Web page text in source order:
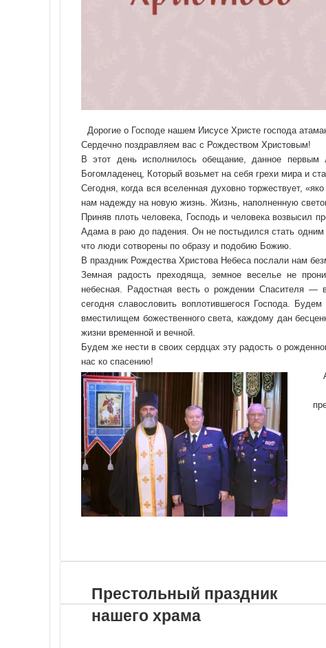
Дорогие о Господе нашем Иисусе Христе господа
Сердечно поздравляем вас с Рождеством Христовым!
В этот день исполнилось обещание, данное
Богомладенец, Который возьмет на себя грехи мира и
Сегодня, когда вся вселенная духовно торжествует,
нам надежду на новую жизнь. Жизнь, наполненную
Приняв плоть человека, Господь и человека
Адама в раю до падения. Он не постыдился стать одним
что люди сотворены по образу и подобию Божию.
В праздник Рождества Христова Небеса послали нам
Земная радость преходяща, земное веселье не
небесная. Радостная весть о рождении Спасителя
сегодня славословить воплотившегося Господа.
вместилищем божественного света, каждому дан
жизни временной и вечной.
Будем же нести в своих сердцах эту радость о
нас ко спасению!
почте
Престольный праздник
нашего храма